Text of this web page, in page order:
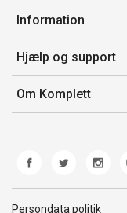
Min side
Ordrehistorik
Gavekort
Information
Salgsbetingelser
Mærker/producent
Fortrydelsesret
Hjælp og support
Kontakt os
Kundeservice
Fejl/Mangler
Fragt og levering
Om Komplett
Persondata politik